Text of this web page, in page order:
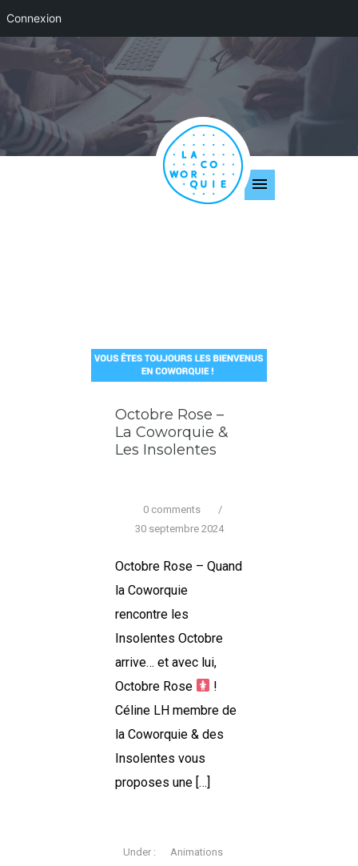
ACTUALITÉS
Coworquie…
Octobre Rose –
La Coworquie &
Les Insolentes
0 comments
/
30 septembre 2024
Octobre Rose – Quand
la Coworquie
rencontre les
Insolentes Octobre
arrive… et avec lui,
Octobre Rose
!
Céline LH membre de
la Coworquie & des
Insolentes vous
proposes une […]
Under : Animations
Connexion